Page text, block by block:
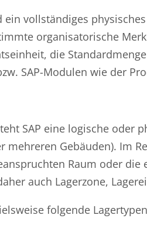
vollständiges
organisatorische
die
SAP-Modulen wie der
SAP eine logische oder
mehreren Gebäuden). Im
Raum oder die
auch Lagerzone,
folgende